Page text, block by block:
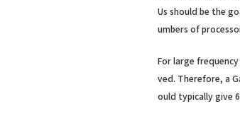
Us should be the
umbers of
For large
ved. Therefore, a
ould typically give